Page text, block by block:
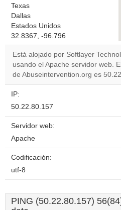
Texas
Dallas
Estados Unidos
32.8367, -96.796
Está alojado por Softlayer
usando el Apache servidor web.
de Abuseintervention.org es
IP:
50.22.80.157
Servidor web:
Apache
Codificación:
utf-8
PING (50.22.80.157)